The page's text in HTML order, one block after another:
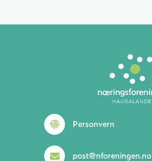
Personvern
post@nforeningen.no
Lurer du på noe? 😊